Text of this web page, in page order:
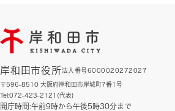
岸和田市役所法人番号6000020272027
〒596-8510 大阪府岸和田市岸城町7番1号
Tel:072-423-2121(代表)
開庁時間:午前9時から午後5時30分まで